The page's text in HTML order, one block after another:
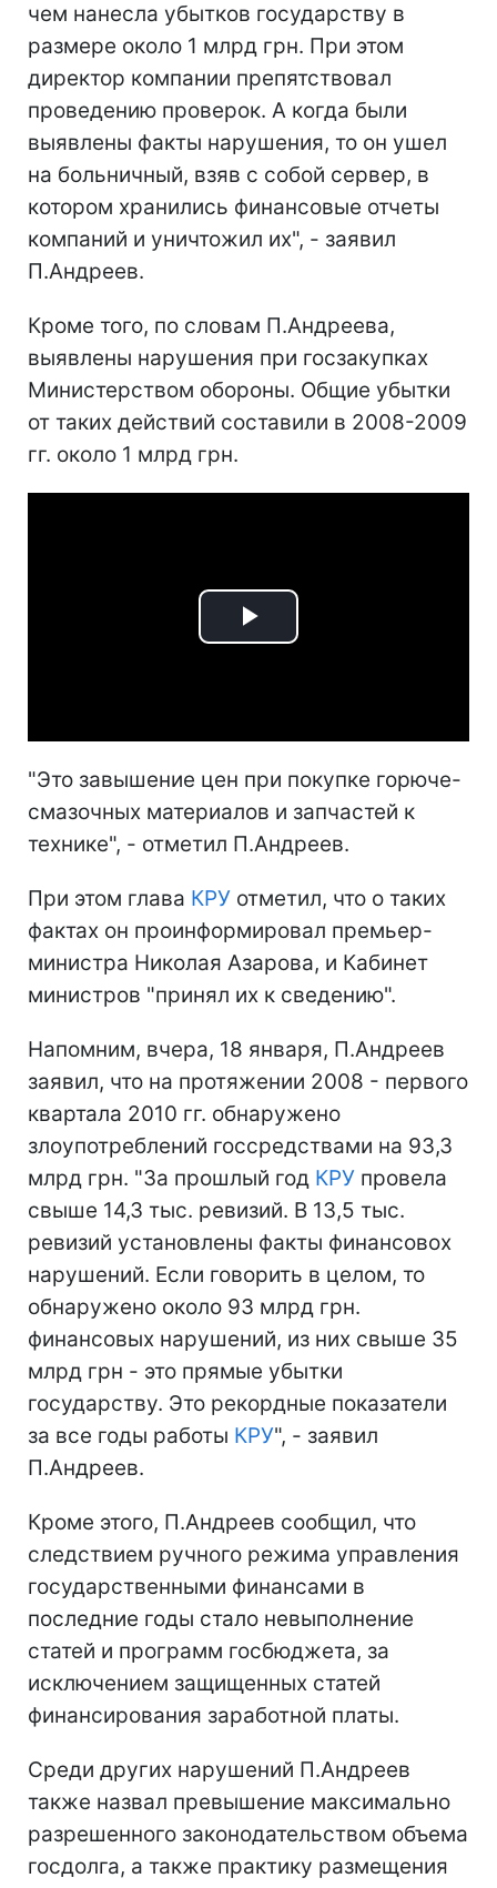
чем нанесла убытков государству в
размере около 1 млрд грн. При этом
директор компании препятствовал
проведению проверок. А когда были
выявлены факты нарушения, то он ушел
на больничный, взяв с собой сервер, в
котором хранились финансовые отчеты
компаний и уничтожил их", - заявил
П.Андреев.
Кроме того, по словам П.Андреева,
выявлены нарушения при госзакупках
Министерством обороны. Общие убытки
от таких действий составили в 2008-2009
гг. около 1 млрд грн.
Play
"Это завышение цен при покупке горюче-
смазочных материалов и запчастей к
технике", - отметил П.Андреев.
При этом глава КРУ отметил, что о таких
фактах он проинформировал премьер-
министра Николая Азарова, и Кабинет
министров "принял их к сведению".
Напомним, вчера, 18 января, П.Андреев
заявил, что на протяжении 2008 - первого
квартала 2010 гг. обнаружено
злоупотреблений госсредствами на 93,3
млрд грн. "За прошлый год КРУ провела
свыше 14,3 тыс. ревизий. В 13,5 тыс.
ревизий установлены факты финансовох
нарушений. Если говорить в целом, то
обнаружено около 93 млрд грн.
финансовых нарушений, из них свыше 35
млрд грн - это прямые убытки
государству. Это рекордные показатели
за все годы работы КРУ", - заявил
П.Андреев.
Кроме этого, П.Андреев сообщил, что
следствием ручного режима управления
государственными финансами в
последние годы стало невыполнение
статей и программ госбюджета, за
исключением защищенных статей
финансирования заработной платы.
Среди других нарушений П.Андреев
также назвал превышение максимально
разрешенного законодательством объема
госдолга, а также практику размещения